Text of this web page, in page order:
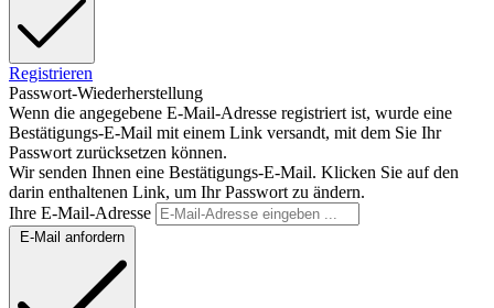
Registrieren
Passwort-Wiederherstellung
Wenn die angegebene E-Mail-Adresse registriert ist, wurde eine
Bestätigungs-E-Mail mit einem Link versandt, mit dem Sie Ihr
Passwort zurücksetzen können.
Wir senden Ihnen eine Bestätigungs-E-Mail. Klicken Sie auf den
darin enthaltenen Link, um Ihr Passwort zu ändern.
Ihre E-Mail-Adresse
E-Mail anfordern